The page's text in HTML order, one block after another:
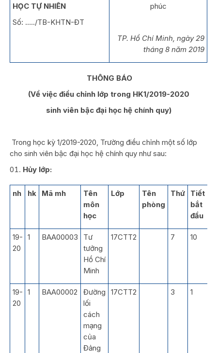
HỌC TỰ NHIÊN
Số: …../TB-KHTN-ĐT
phúc
TP. Hồ Chí Minh, ngày 29
tháng 8 năm 2019
THÔNG BÁO
(Về việc điều chỉnh lớp trong HK1/2019-2020
sinh viên bậc đại học hệ chính quy)
Trong học kỳ 1/2019-2020, Trường điều chỉnh một số lớp
cho sinh viên bậc đại học hệ chính quy như sau:
Hủy lớp:
nh hk Mã mh
Tên
môn
học
Lớp
Tên
phòng
Thứ
Tiết
bắt
đầu
19-
20
1 BAA00003
Tư
tưởng
Hồ Chí
Minh
17CTT2 7 10
19-
20
1 BAA00002
Đường
lối
cách
mạng
của
Đảng
17CTT2 3 1